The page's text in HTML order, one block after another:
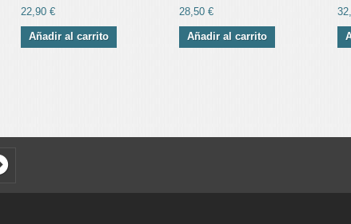
22,90 €
Añadir al carrito
28,50 €
Añadir al carrito